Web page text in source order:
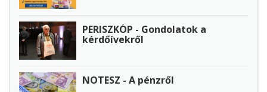
PERISZKÓP - Gondolatok a
kérdőívekről
NOTESZ - A pénzről